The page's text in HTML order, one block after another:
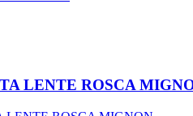
LENTE ROSCA